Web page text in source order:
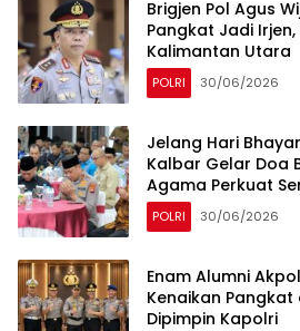
Brigjen Pol Agus
Pangkat Jadi
Kalimantan Utara
POLRI 30/06/2026
Jelang Hari
Kalbar Gelar Doa
Agama Perkuat
POLRI 30/06/2026
Enam Alumni
Kenaikan
Dipimpin Kapolri